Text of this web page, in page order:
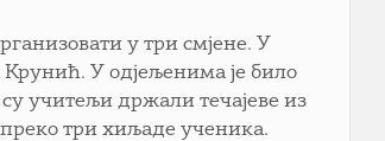
у три смјене. У
У одјељенима је било
учитељи држали течајеве из
преко три хиљаде ученика.